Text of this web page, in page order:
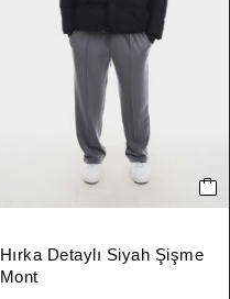
Hırka Detaylı Siyah Şişme
Mont